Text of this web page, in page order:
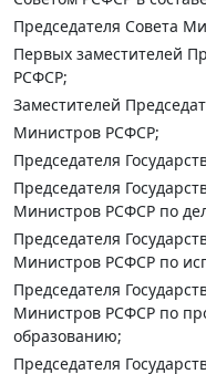
Председателя Совета
Первых заместителей
РСФСР;
Заместителей
Министров РСФСР;
Председателя
Председателя
Министров РСФСР по
Председателя
Министров РСФСР по
Председателя
Министров РСФСР по
образованию;
Председателя